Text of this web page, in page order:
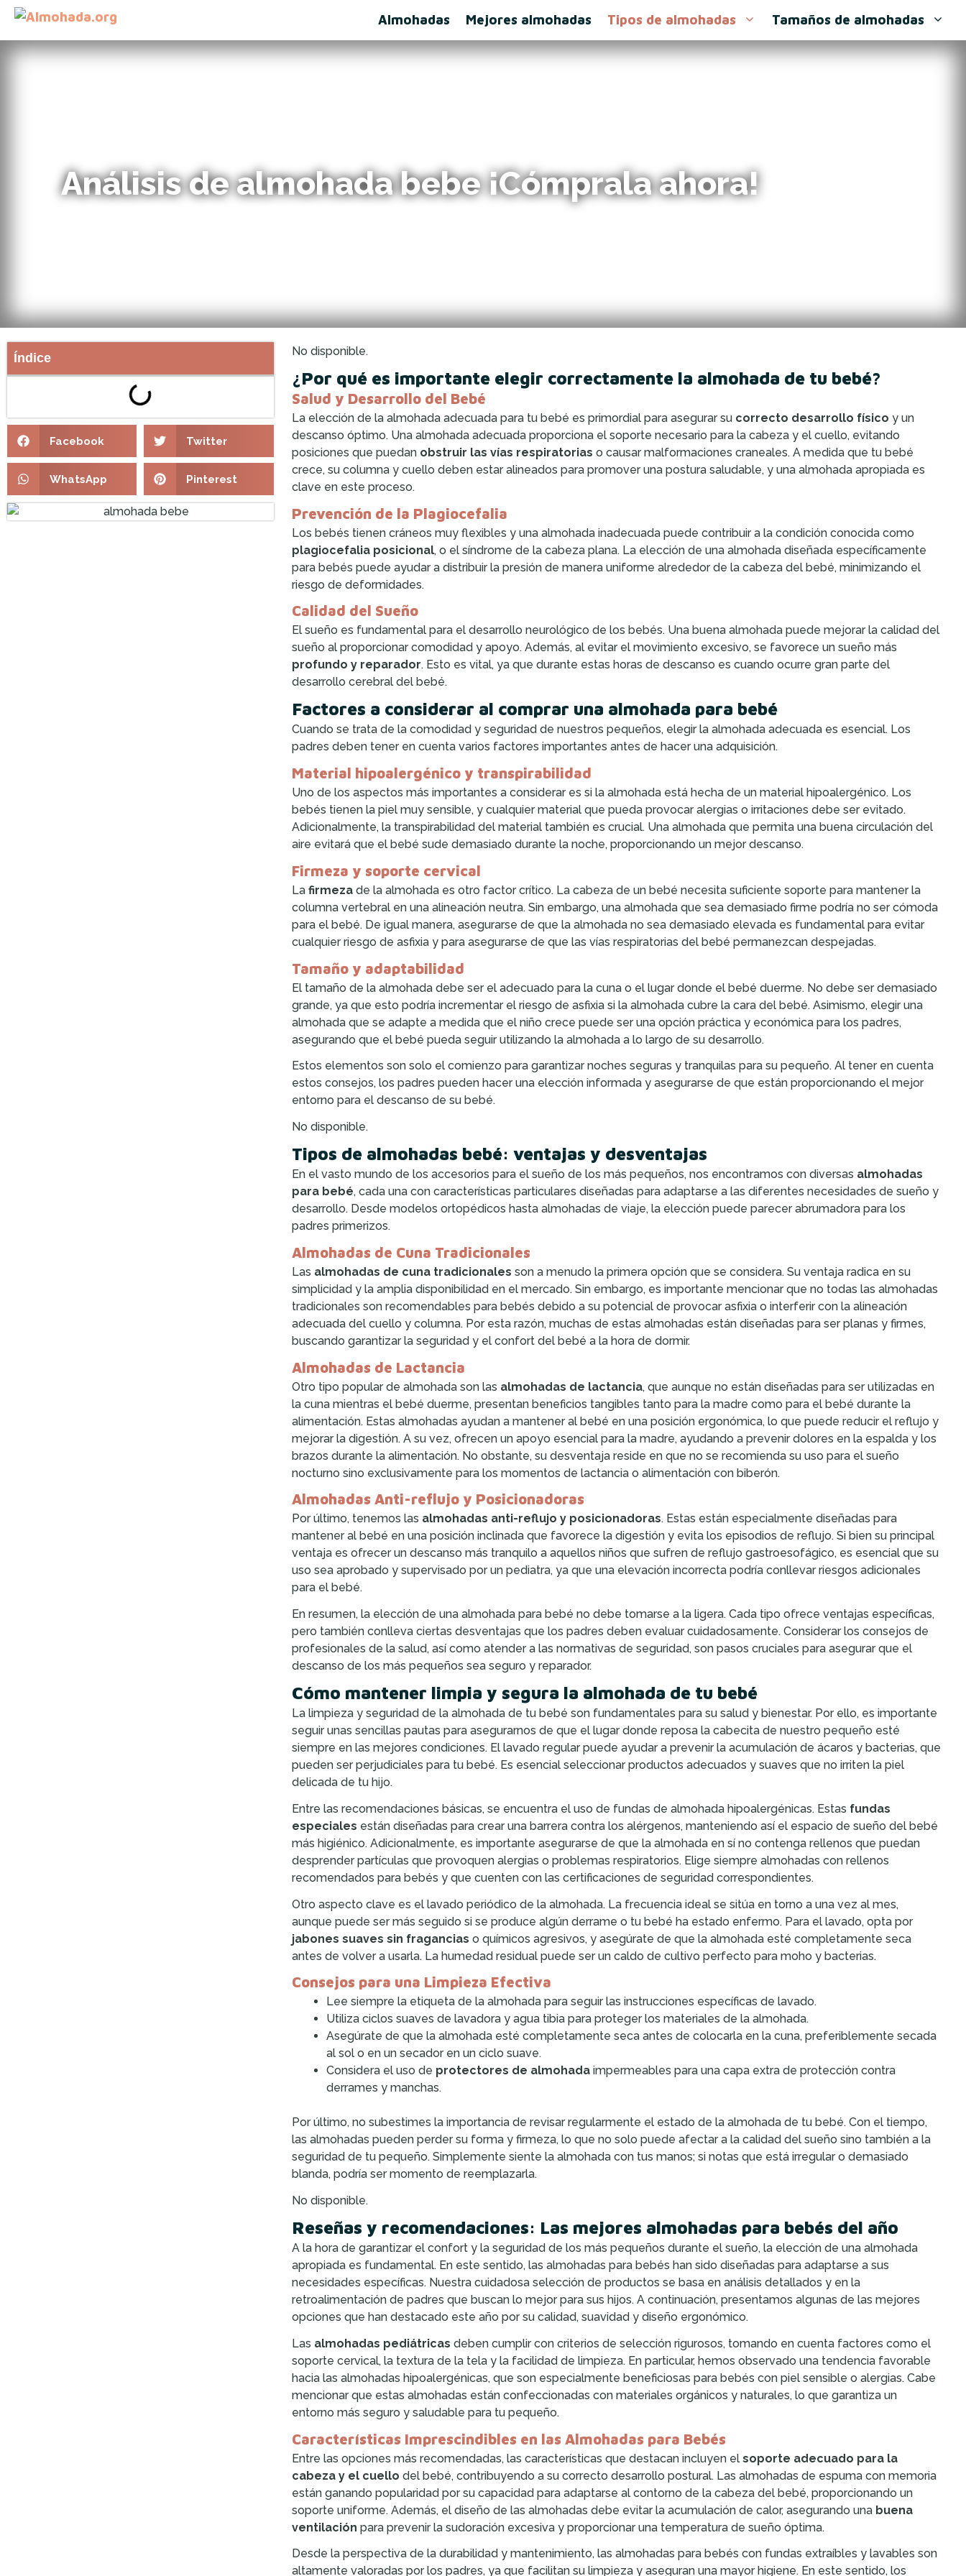
Almohadas Mejores almohadas Tipos de almohadas Tamaños de almohadas
Análisis de almohada bebe ¡Cómprala ahora!
Índice
Facebook Twitter
WhatsApp Pinterest
No disponible.
¿Por qué es importante elegir correctamente la almohada de tu bebé?
Salud y Desarrollo del Bebé
La elección de la almohada adecuada para tu bebé es primordial para asegurar su correcto desarrollo físico y un
descanso óptimo. Una almohada adecuada proporciona el soporte necesario para la cabeza y el cuello, evitando
posiciones que puedan obstruir las vías respiratorias o causar malformaciones craneales. A medida que tu bebé
crece, su columna y cuello deben estar alineados para promover una postura saludable, y una almohada apropiada es
clave en este proceso.
Prevención de la Plagiocefalia
Los bebés tienen cráneos muy flexibles y una almohada inadecuada puede contribuir a la condición conocida como
plagiocefalia posicional, o el síndrome de la cabeza plana. La elección de una almohada diseñada específicamente
para bebés puede ayudar a distribuir la presión de manera uniforme alrededor de la cabeza del bebé, minimizando el
riesgo de deformidades.
Calidad del Sueño
El sueño es fundamental para el desarrollo neurológico de los bebés. Una buena almohada puede mejorar la calidad del
sueño al proporcionar comodidad y apoyo. Además, al evitar el movimiento excesivo, se favorece un sueño más
profundo y reparador. Esto es vital, ya que durante estas horas de descanso es cuando ocurre gran parte del
desarrollo cerebral del bebé.
Factores a considerar al comprar una almohada para bebé
Cuando se trata de la comodidad y seguridad de nuestros pequeños, elegir la almohada adecuada es esencial. Los
padres deben tener en cuenta varios factores importantes antes de hacer una adquisición.
Material hipoalergénico y transpirabilidad
Uno de los aspectos más importantes a considerar es si la almohada está hecha de un material hipoalergénico. Los
bebés tienen la piel muy sensible, y cualquier material que pueda provocar alergias o irritaciones debe ser evitado.
Adicionalmente, la transpirabilidad del material también es crucial. Una almohada que permita una buena circulación del
aire evitará que el bebé sude demasiado durante la noche, proporcionando un mejor descanso.
Firmeza y soporte cervical
La firmezade la almohada es otro factor crítico. La cabeza de un bebé necesita suficiente soporte para mantener la
columna vertebral en una alineación neutra. Sin embargo, una almohada que sea demasiado firme podría no ser cómoda
para el bebé. De igual manera, asegurarse de que la almohada no sea demasiado elevada es fundamental para evitar
cualquier riesgo de asfixia y para asegurarse de que las vías respiratorias del bebé permanezcan despejadas.
Tamaño y adaptabilidad
El tamaño de la almohada debe ser el adecuado para la cuna o el lugar donde el bebé duerme. No debe ser demasiado
grande, ya que esto podría incrementar el riesgo de asfixia si la almohada cubre la cara del bebé. Asimismo, elegir una
almohada que se adapte a medida que el niño crece puede ser una opción práctica y económica para los padres,
asegurando que el bebé pueda seguir utilizando la almohada a lo largo de su desarrollo.
Estos elementos son solo el comienzo para garantizar noches seguras y tranquilas para su pequeño. Al tener en cuenta
estos consejos, los padres pueden hacer una elección informada y asegurarse de que están proporcionando el mejor
entorno para el descanso de su bebé.
No disponible.
Tipos de almohadas bebé: ventajas y desventajas
En el vasto mundo de los accesorios para el sueño de los más pequeños, nos encontramos con diversas almohadas
para bebé, cada una con características particulares diseñadas para adaptarse a las diferentes necesidades de sueño y
desarrollo. Desde modelos ortopédicos hasta almohadas de viaje, la elección puede parecer abrumadora para los
padres primerizos.
Almohadas de Cuna Tradicionales
Las almohadas de cuna tradicionales son a menudo la primera opción que se considera. Su ventaja radica en su
simplicidad y la amplia disponibilidad en el mercado. Sin embargo, es importante mencionar que no todas las almohadas
tradicionales son recomendables para bebés debido a su potencial de provocar asfixia o interferir con la alineación
adecuada del cuello y columna. Por esta razón, muchas de estas almohadas están diseñadas para ser planas y firmes,
buscando garantizar la seguridad y el confort del bebé a la hora de dormir.
Almohadas de Lactancia
Otro tipo popular de almohada son las almohadas de lactancia, que aunque no están diseñadas para ser utilizadas en
la cuna mientras el bebé duerme, presentan beneficios tangibles tanto para la madre como para el bebé durante la
alimentación. Estas almohadas ayudan a mantener al bebé en una posición ergonómica, lo que puede reducir el reflujo y
mejorar la digestión. A su vez, ofrecen un apoyo esencial para la madre, ayudando a prevenir dolores en la espalda y los
brazos durante la alimentación. No obstante, su desventaja reside en que no se recomienda su uso para el sueño
nocturno sino exclusivamente para los momentos de lactancia o alimentación con biberón.
Almohadas Anti-reflujo y Posicionadoras
Por último, tenemos las almohadas anti-reflujo y posicionadoras. Estas están especialmente diseñadas para
mantener al bebé en una posición inclinada que favorece la digestión y evita los episodios de reflujo. Si bien su principal
ventaja es ofrecer un descanso más tranquilo a aquellos niños que sufren de reflujo gastroesofágico, es esencial que su
uso sea aprobado y supervisado por un pediatra, ya que una elevación incorrecta podría conllevar riesgos adicionales
para el bebé.
En resumen, la elección de una almohada para bebé no debe tomarse a la ligera. Cada tipo ofrece ventajas específicas,
pero también conlleva ciertas desventajas que los padres deben evaluar cuidadosamente. Considerar los consejos de
profesionales de la salud, así como atender a las normativas de seguridad, son pasos cruciales para asegurar que el
descanso de los más pequeños sea seguro y reparador.
Cómo mantener limpia y segura la almohada de tu bebé
La limpieza y seguridad de la almohada de tu bebé son fundamentales para su salud y bienestar. Por ello, es importante
seguir unas sencillas pautas para asegurarnos de que el lugar donde reposa la cabecita de nuestro pequeño esté
siempre en las mejores condiciones. El lavado regular puede ayudar a prevenir la acumulación de ácaros y bacterias, que
pueden ser perjudiciales para tu bebé. Es esencial seleccionar productos adecuados y suaves que no irriten la piel
delicada de tu hijo.
Entre las recomendaciones básicas, se encuentra el uso de fundas de almohada hipoalergénicas. Estas fundas
especiales están diseñadas para crear una barrera contra los alérgenos, manteniendo así el espacio de sueño del bebé
más higiénico. Adicionalmente, es importante asegurarse de que la almohada en sí no contenga rellenos que puedan
desprender partículas que provoquen alergias o problemas respiratorios. Elige siempre almohadas con rellenos
recomendados para bebés y que cuenten con las certificaciones de seguridad correspondientes.
Otro aspecto clave es el lavado periódico de la almohada. La frecuencia ideal se sitúa en torno a una vez al mes,
aunque puede ser más seguido si se produce algún derrame o tu bebé ha estado enfermo. Para el lavado, opta por
jabones suaves sin fragancias o químicos agresivos, y asegúrate de que la almohada esté completamente seca
antes de volver a usarla. La humedad residual puede ser un caldo de cultivo perfecto para moho y bacterias.
Consejos para una Limpieza Efectiva
Lee siempre la etiqueta de la almohada para seguir las instrucciones específicas de lavado.
Utiliza ciclos suaves de lavadora y agua tibia para proteger los materiales de la almohada.
Asegúrate de que la almohada esté completamente seca antes de colocarla en la cuna, preferiblemente secada
al sol o en un secador en un ciclo suave.
Considera el uso de protectores de almohadaimpermeables para una capa extra de protección contra
derrames y manchas.
Por último, no subestimes la importancia de revisar regularmente el estado de la almohada de tu bebé. Con el tiempo,
las almohadas pueden perder su forma y firmeza, lo que no solo puede afectar a la calidad del sueño sino también a la
seguridad de tu pequeño. Simplemente siente la almohada con tus manos; si notas que está irregular o demasiado
blanda, podría ser momento de reemplazarla.
No disponible.
Reseñas y recomendaciones: Las mejores almohadas para bebés del año
A la hora de garantizar el confort y la seguridad de los más pequeños durante el sueño, la elección de una almohada
apropiada es fundamental. En este sentido, las almohadas para bebés han sido diseñadas para adaptarse a sus
necesidades específicas. Nuestra cuidadosa selección de productos se basa en análisis detallados y en la
retroalimentación de padres que buscan lo mejor para sus hijos. A continuación, presentamos algunas de las mejores
opciones que han destacado este año por su calidad, suavidad y diseño ergonómico.
Las almohadas pediátricas deben cumplir con criterios de selección rigurosos, tomando en cuenta factores como el
soporte cervical, la textura de la tela y la facilidad de limpieza. En particular, hemos observado una tendencia favorable
hacia las almohadas hipoalergénicas, que son especialmente beneficiosas para bebés con piel sensible o alergias. Cabe
mencionar que estas almohadas están confeccionadas con materiales orgánicos y naturales, lo que garantiza un
entorno más seguro y saludable para tu pequeño.
Características Imprescindibles en las Almohadas para Bebés
Entre las opciones más recomendadas, las características que destacan incluyen el soporte adecuado para la
cabeza y el cuello del bebé, contribuyendo a su correcto desarrollo postural. Las almohadas de espuma con memoria
están ganando popularidad por su capacidad para adaptarse al contorno de la cabeza del bebé, proporcionando un
soporte uniforme. Además, el diseño de las almohadas debe evitar la acumulación de calor, asegurando una buena
ventilación para prevenir la sudoración excesiva y proporcionar una temperatura de sueño óptima.
Desde la perspectiva de la durabilidad y mantenimiento, las almohadas para bebés con fundas extraíbles y lavables son
altamente valoradas por los padres, ya que facilitan su limpieza y aseguran una mayor higiene. En este sentido, los